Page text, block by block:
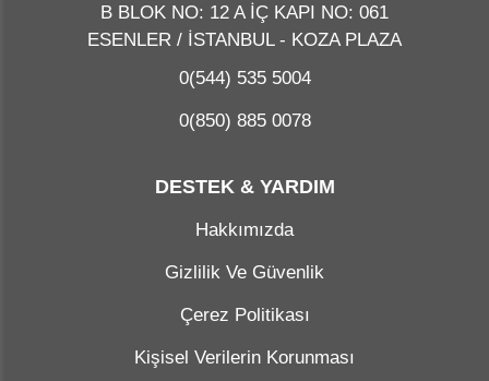
B BLOK NO: 12 A İÇ KAPI NO: 061
ESENLER / İSTANBUL - KOZA PLAZA
0(544) 535 5004
0(850) 885 0078
DESTEK & YARDIM
Hakkımızda
Gizlilik Ve Güvenlik
Çerez Politikası
Kişisel Verilerin Korunması